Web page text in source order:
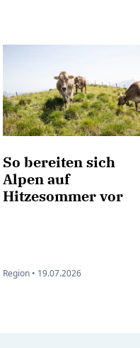
So bereiten sich
Alpen auf
Hitzesommer vor
Region • 19.07.2026